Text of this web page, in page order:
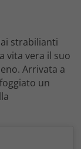
strabilianti
vita vera il suo
Arrivata a
un